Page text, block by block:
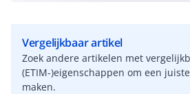
Vergelijkbaar artikel
Zoek andere artikelen met
(ETIM-)eigenschappen om een
maken.